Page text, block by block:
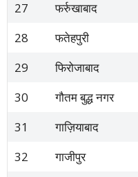
27
फर्रुखाबाद
28
फतेहपुरी
29
फिरोजाबाद
30
गौतम बुद्ध नगर
31
गाज़ियाबाद
32
गाजीपुर